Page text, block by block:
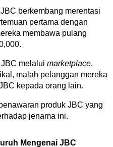
berkembang merentasi
pertama dengan
membawa pulang
melalui marketplace,
malah pelanggan mereka
kepada orang lain.
produk JBC yang
jenama ini.
Mengenai JBC